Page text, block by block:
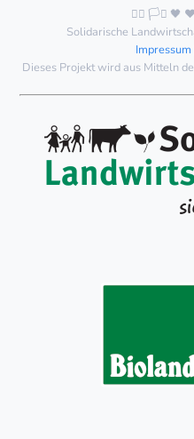
🏳️‍🌈 🏳️‍⚧️ 🖤
Solidarische
Impressum
Dieses Projekt wird aus Mitteln